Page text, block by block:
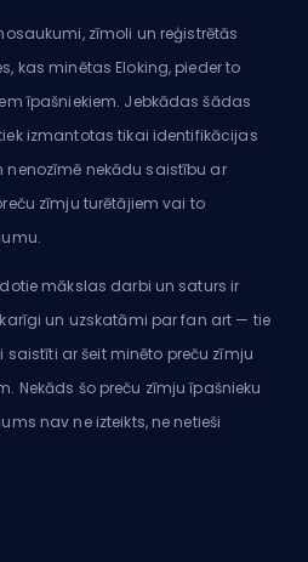
zīmoli un reģistrētās
kas minētas Eloking, pieder to
īpašniekiem. Jebkādas šādas
izmantotas tikai identifikācijas
nenozīmē nekādu saistību ar
zīmju turētājiem vai to
mākslas darbi un saturs ir
un uzskatāmi par fan art — tie
saistīti ar šeit minēto preču zīmju
Nekāds šo preču zīmju īpašnieku
nav ne izteikts, ne netieši